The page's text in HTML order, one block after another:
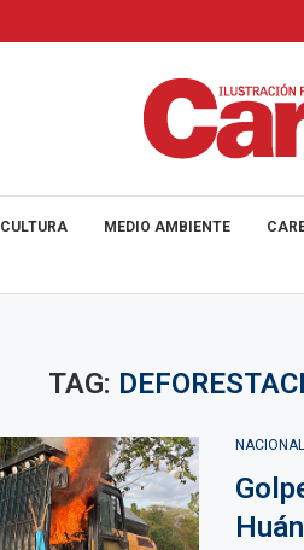
CULTURA MEDIO AMBIENTE
TAG:
NACIONAL